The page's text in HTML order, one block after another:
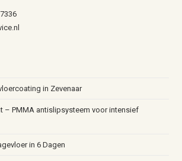
in Zevenaar
– PMMA antislipsysteem voor intensief
in 6 Dagen